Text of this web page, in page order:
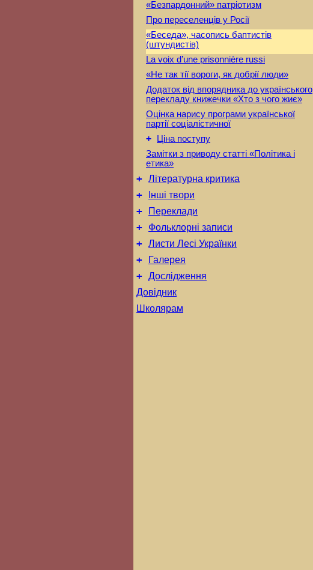
«Безпардонний» патріотизм
Про переселенців у Росії
«Беседа», часопись баптистів
(штундистів)
La voix d’une prisonnière russi
«Не так тії вороги, як добрії люди»
Додаток від впорядника до українського
перекладу книжечки «Хто з чого жиє»
Оцінка нарису програми української
партії соціалістичної
+
Ціна поступу
Замітки з приводу статті «Політика і
етика»
+ Літературна критика
+ Інші твори
+ Переклади
+ Фольклорні записи
+ Листи Лесі Українки
+ Галерея
+ Дослідження
Довідник
Школярам